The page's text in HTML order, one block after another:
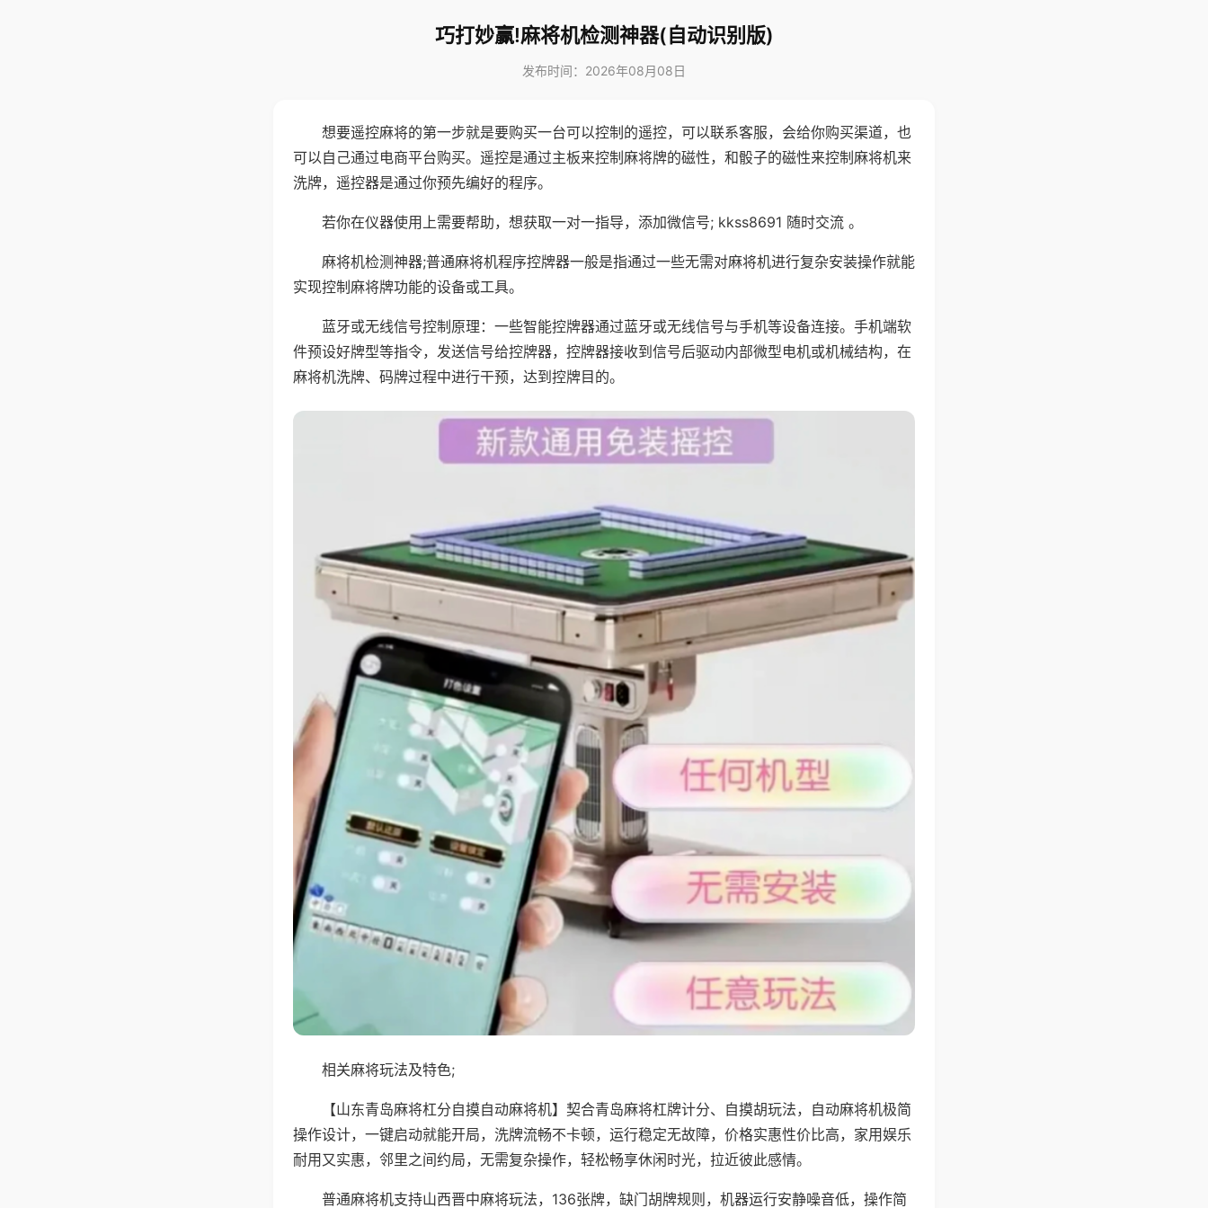
巧打妙赢!麻将机检测神器(自动识别版)
发布时间：2026年08月08日
想要遥控麻将的第一步就是要购买一台可以控制的遥控，可以联系客服，会给你购买渠道，也
可以自己通过电商平台购买。遥控是通过主板来控制麻将牌的磁性，和骰子的磁性来控制麻将机来
洗牌，遥控器是通过你预先编好的程序。
若你在仪器使用上需要帮助，想获取一对一指导，添加微信号; kkss8691 随时交流 。
麻将机检测神器;普通麻将机程序控牌器一般是指通过一些无需对麻将机进行复杂安装操作就能
实现控制麻将牌功能的设备或工具。
蓝牙或无线信号控制原理：一些智能控牌器通过蓝牙或无线信号与手机等设备连接。手机端软
件预设好牌型等指令，发送信号给控牌器，控牌器接收到信号后驱动内部微型电机或机械结构，在
麻将机洗牌、码牌过程中进行干预，达到控牌目的。
相关麻将玩法及特色;
【山东青岛麻将杠分自摸自动麻将机】契合青岛麻将杠牌计分、自摸胡玩法，自动麻将机极简
操作设计，一键启动就能开局，洗牌流畅不卡顿，运行稳定无故障，价格实惠性价比高，家用娱乐
耐用又实惠，邻里之间约局，无需复杂操作，轻松畅享休闲时光，拉近彼此感情。
普通麻将机支持山西晋中麻将玩法，136张牌，缺门胡牌规则，机器运行安静噪音低，操作简